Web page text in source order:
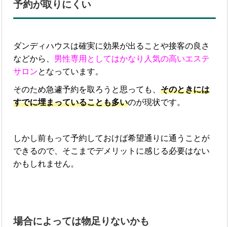
予約が取りにくい
ダンディハウスは確実に効果が出ることや接客の良さ
などから、 男性専用としてはかなり人気の高いエステ
サロンとなっています。
そのため急遽予約を取ろうと思っても、そのときには
すでに埋まっていることも多いのが現状です。
しかし前もって予約しておけば希望通りに通うことが
できるので、そこまでデメリットに感じる必要はない
かもしれません。
場合によっては物足りないかも